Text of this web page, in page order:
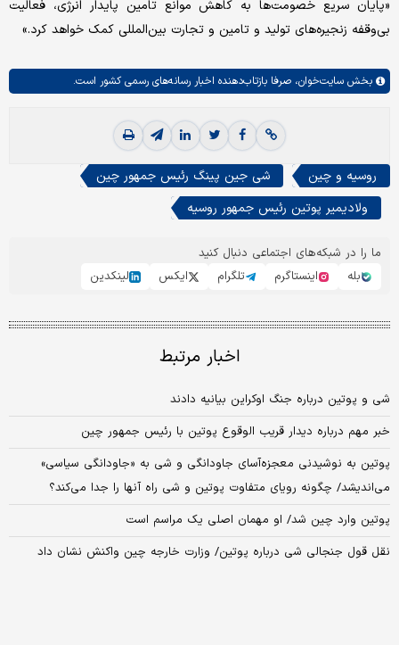
«پایان سریع خصومت‌ها به کاهش موانع تامین پایدار انرژی، فعالیت
بی‌وقفه زنجیره‌های تولید و تامین و تجارت بین‌المللی کمک خواهد کرد.»
بخش سایت‌خوان، صرفا بازتاب‌دهنده اخبار رسانه‌های رسمی کشور است.
روسیه و چین
شی جین پینگ رئیس جمهور چین
ولادیمیر پوتین رئیس جمهور روسیه
ما را در شبکه‌های اجتماعی دنبال کنید
بله
اینستاگرم تلگرام ایکس لینکدین
اخبار مرتبط
شی و پوتین درباره جنگ اوکراین بیانیه دادند
خبر مهم درباره دیدار قریب الوقوع پوتین با رئیس جمهور چین
پوتین به نوشیدنی معجزه‌آسای جاودانگی و شی به «جاودانگی سیاسی»
می‌اندیشد/ چگونه رویای متفاوت پوتین و شی راه آنها را جدا می‌کند؟
پوتین وارد چین شد/ او مهمان اصلی یک مراسم است
نقل قول جنجالی شی درباره پوتین/ وزارت خارجه چین واکنش نشان داد